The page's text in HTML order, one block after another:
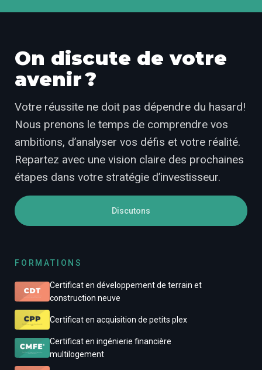
On discute de votre
avenir ?
Votre réussite ne doit pas dépendre du hasard!
Nous prenons le temps de comprendre vos
ambitions, d’analyser vos défis et votre réalité.
Repartez avec une vision claire des prochaines
étapes dans votre stratégie d’investisseur.
Discutons
FORMATIONS
Certificat en développement de terrain et
construction neuve
Certificat en acquisition de petits plex
Certificat en ingénierie financière
multilogement